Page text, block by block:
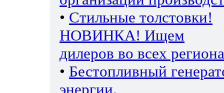
• Стильные толстовки!
НОВИНКА! Ищем
дилеров во всех
• Бестопливный
энергии.